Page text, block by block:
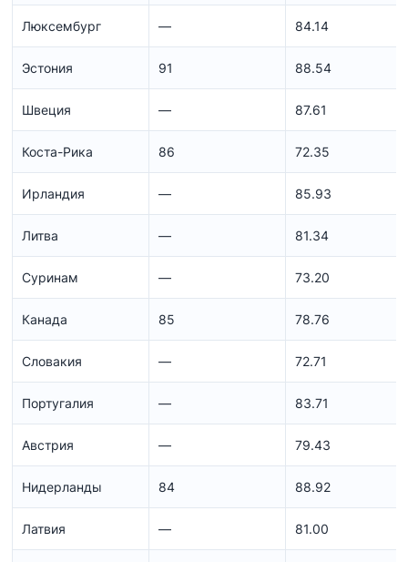
Люксембург — 84.14
Эстония 91 88.54
Швеция — 87.61
Коста-Рика 86 72.35
Ирландия — 85.93
Литва — 81.34
Суринам — 73.20
Канада 85 78.76
Словакия — 72.71
Португалия — 83.71
Австрия — 79.43
Нидерланды 84 88.92
Латвия — 81.00